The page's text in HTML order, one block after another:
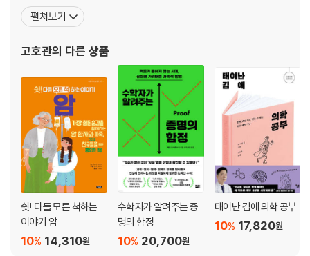
번역한다. 지은 책으로 SF 앤솔러지 『아직은 끝이 아니야』(공저)와
『우주로 가는 문, 달』 『술술 읽는 물리 소설책 1~2』 『누가 수학 좀 대
원리』 『인류의
펼쳐보기
고호관의 다른 상품
쉿! 다들 모른 척하는
이야기 암
14,310원
10%
수학자가 알려주는 증
명의 함정
20,700원
10%
태어난 김에 의학 공부
17,820원
10%